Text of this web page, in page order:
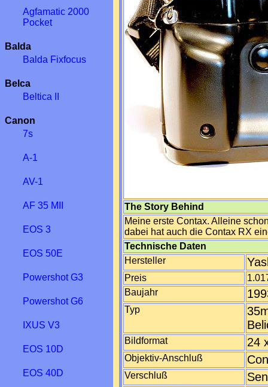
Agfamatic 2000
Pocket
Balda
Balda Fixfocus
Belca
Beltica II
Canon
7s
A-1
AV-1
AF 35 MII
EOS 3
EOS 50E
Powershot G3
Powershot G6
IXUS V3
EOS 10D
EOS 40D
The Story Behind
Meine erste Contax. Alleine
dabei hat auch die Contax RX
Technische Daten
Hersteller
Preis
Baujahr
Typ
Bildformat 24
Objektiv-Anschluß
Verschluß